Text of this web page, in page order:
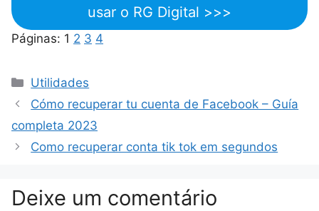
usar o RG Digital >>>
Páginas: 1 2 3 4
Categorias
Utilidades
Cómo recuperar tu cuenta de Facebook – Guía
completa 2023
Como recuperar conta tik tok em segundos
Deixe um comentário